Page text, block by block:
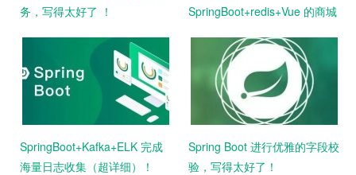
务，写得太好了 ！
SpringBoot+redis+Vue 的商城
SpringBoot+Kafka+ELK 完成
海量日志收集（超详细）！
Spring Boot 进行优雅的字段校
验，写得太好了！